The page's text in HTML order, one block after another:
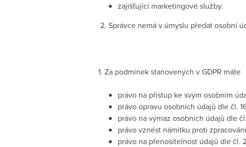
zajišťující marketingové služby.
2. Správce nemá v úmyslu předat osobní
1. Za podmínek stanovených v GDPR máte
právo na přístup ke svým osobním
právo opravu osobních údajů dle čl.
právo na výmaz osobních údajů dle čl.
právo vznést námitku proti
právo na přenositelnost údajů dle čl.